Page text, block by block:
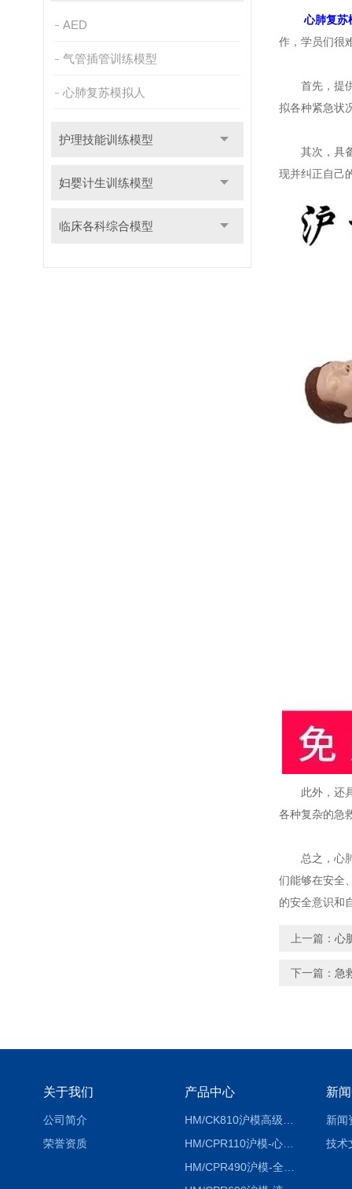
AED
气管插管训练模型
心肺复苏模拟人
护理技能训练模型
妇婴计生训练模型
临床各科综合模型
心肺复苏
作，学员们很
首先，提供
拟各种紧急状
其次，具备
现并纠正自己
此外，还具
各种复杂的急
总之，心肺
们能够在安全
的安全意识和
上一篇： 心
下一篇： 急
关于我们
公司简介
荣誉资质
产品中心
HM/CPR110沪模-心肺复苏模拟人胸外按压急救教学模型
新
新闻
技术